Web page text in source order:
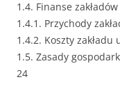
1.4. Finanse
1.4.1. Przychody
1.4.2. Koszty zakładu
1.5. Zasady
24